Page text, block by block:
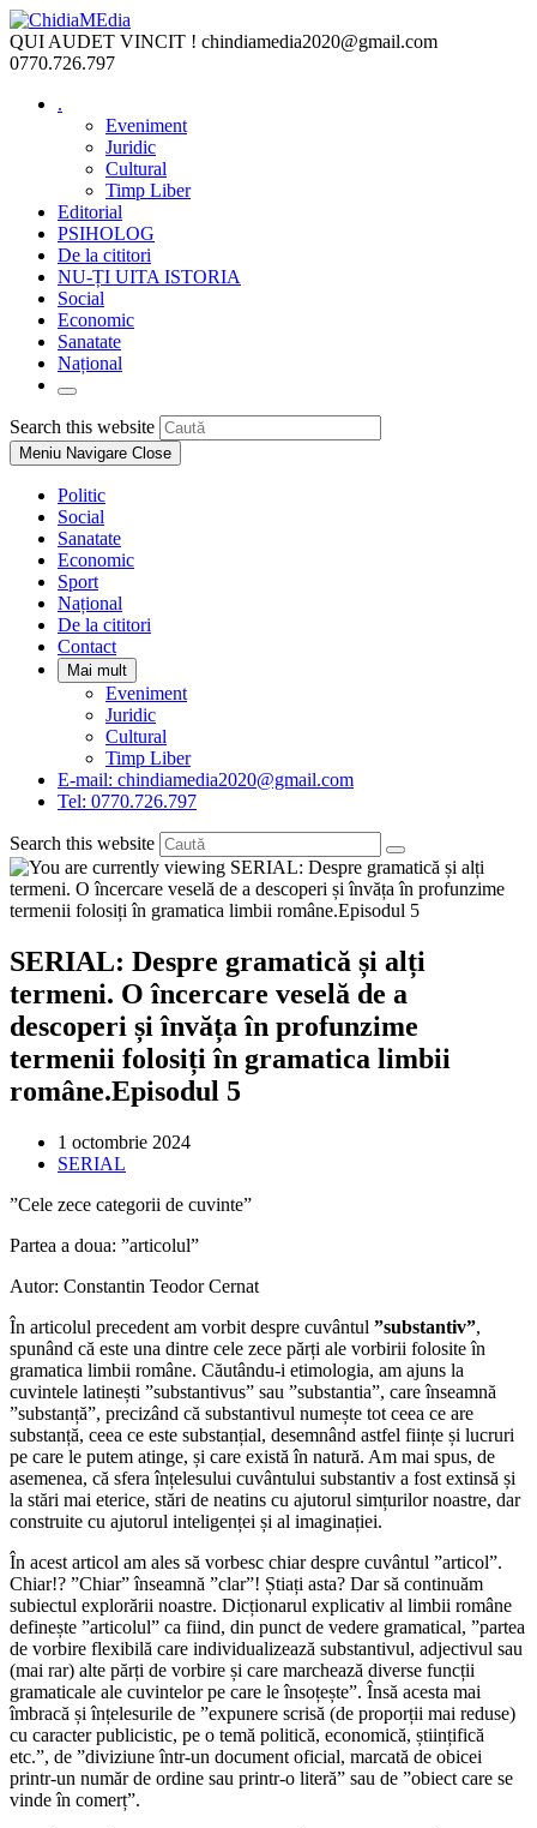
Skip
to
content
QUI AUDET VINCIT ! chindiamedia2020@gmail.com
0770.726.797
.
Eveniment
Juridic
Cultural
Timp Liber
Editorial
PSIHOLOG
De la cititori
NU-ȚI UITA ISTORIA
Social
Economic
Sanatate
Național
Toggle
website
search
Search this website
Escape
Meniu Navigare Close
Politic
Social
Sanatate
Economic
Sport
Național
De la cititori
Contact
Mai mult
Eveniment
Juridic
Cultural
Timp Liber
E-mail: chindiamedia2020@gmail.com
Tel: 0770.726.797
Search this website
SERIAL: Despre gramatică și alți
termeni. O încercare veselă de a
descoperi și învăța în profunzime
termenii folosiți în gramatica limbii
române.Episodul 5
Post
published:
1 octombrie 2024
Post
SERIAL
”Cele zece categorii de cuvinte”
Partea a doua: ”articolul”
Autor: Constantin Teodor Cernat
În articolul precedent am vorbit despre cuvântul ”substantiv”,
spunând că este una dintre cele zece părți ale vorbirii folosite în
gramatica limbii române. Căutându-i etimologia, am ajuns la
cuvintele latinești ”substantivus” sau ”substantia”, care înseamnă
”substanță”, precizând că substantivul numește tot ceea ce are
substanță, ceea ce este substanțial, desemnând astfel ființe și lucruri
pe care le putem atinge, și care există în natură. Am mai spus, de
asemenea, că sfera înțelesului cuvântului substantiv a fost extinsă și
la stări mai eterice, stări de neatins cu ajutorul simțurilor noastre, dar
construite cu ajutorul inteligenței și al imaginației.
În acest articol am ales să vorbesc chiar despre cuvântul ”articol”.
Chiar!? ”Chiar” înseamnă ”clar”! Știați asta? Dar să continuăm
subiectul explorării noastre. Dicționarul explicativ al limbii române
definește ”articolul” ca fiind, din punct de vedere gramatical, ”partea
de vorbire flexibilă care individualizează substantivul, adjectivul sau
(mai rar) alte părți de vorbire și care marchează diverse funcții
gramaticale ale cuvintelor pe care le însoțește”. Însă acesta mai
îmbracă și înțelesurile de ”expunere scrisă (de proporții mai reduse)
cu caracter publicistic, pe o temă politică, economică, științifică
etc.”, de ”diviziune într-un document oficial, marcată de obicei
printr-un număr de ordine sau printr-o literă” sau de ”obiect care se
vinde în comerț”.